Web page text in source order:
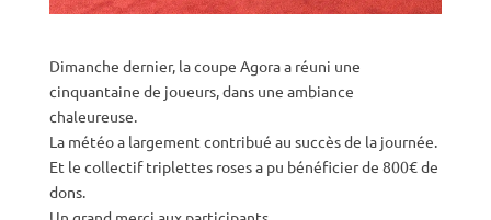
Dimanche dernier, la coupe Agora a réuni une
cinquantaine de joueurs, dans une ambiance
chaleureuse.
La météo a largement contribué au succès de la journée.
Et le collectif triplettes roses a pu bénéficier de 800€ de
dons.